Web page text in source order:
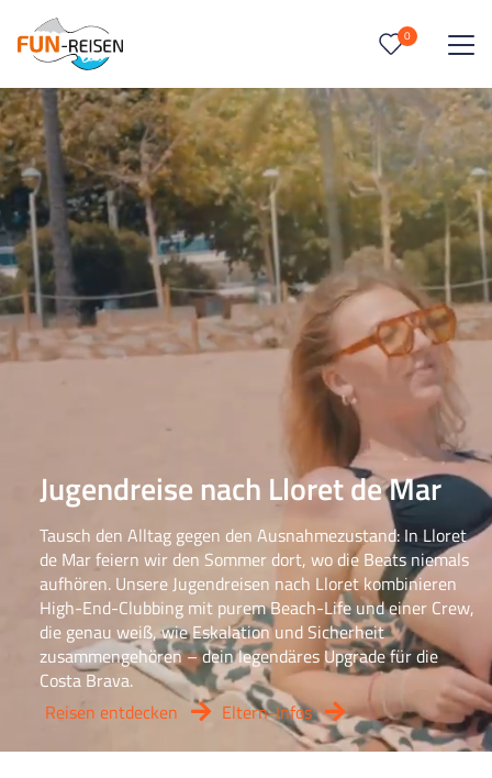
0
0Reise/n auf deiner Merkliste
Keine Reisen auf der Merkliste
Jugendreise nach Lloret de Mar
Tausch den Alltag gegen den Ausnahmezustand: In Lloret
de Mar feiern wir den Sommer dort, wo die Beats niemals
aufhören. Unsere Jugendreisen nach Lloret kombinieren
High-End-Clubbing mit purem Beach-Life und einer Crew,
die genau weiß, wie Eskalation und Sicherheit
zusammengehören – dein legendäres Upgrade für die
Costa Brava.
Reisen entdecken
Eltern-Infos